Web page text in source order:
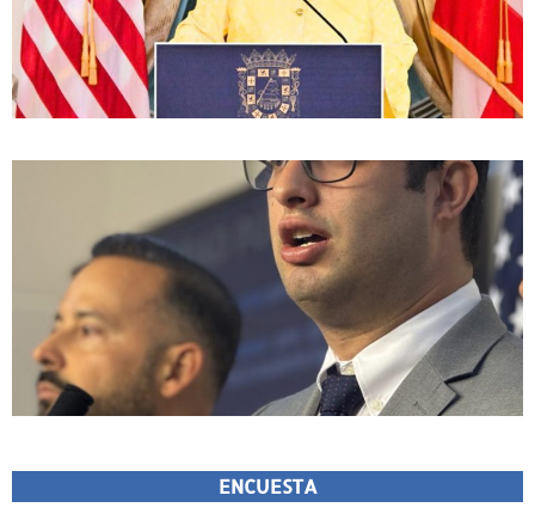
ENCUESTA